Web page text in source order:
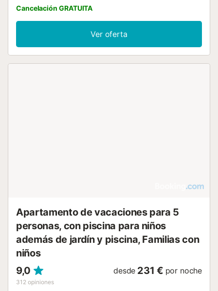
apartamento se sitúa en una planta alta, accesible
mediante ascensor, y cuenta con 2 dormitorios y 1 baño.
La zona de estar incluye un sofá cama y televisión de
pantalla plana, mientras que la cocina está equipada con
placa de cocina, microondas, frigorífico, cafetera,
Cancelación GRATUITA
Ver oferta
Apartamento de vacaciones para 5
personas, con piscina para niños
además de jardín y piscina, Familias con
niños
9,0
312 opiniones
desde 231 € por noche